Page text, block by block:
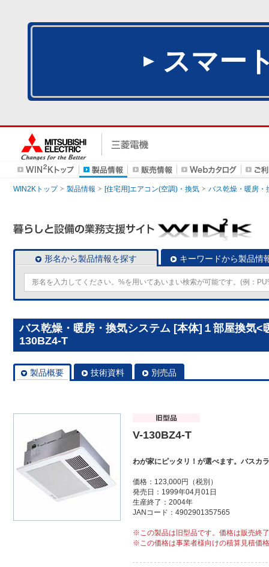
スマー
WIN2Kトップ 製品情報 [住宅用]エアコン(空調)・換気 バス乾燥・暖房・
形名から製品情報を探す キーワードから製品情
バス乾燥・暖房・換気システム [本体]１部屋換気<
130BZ4-T
製品概要 技術資料 別売品
V-130BZ4-T
わが家にピッタリ！が選べます。バスカ
価格：123,000円（税別）
発売日：1999年04月01日
生産終了：2004年
JANコード：4902901357565
※この製品は旧型品です。価格は販売終
※この価格は事業者様向けの積算見積価